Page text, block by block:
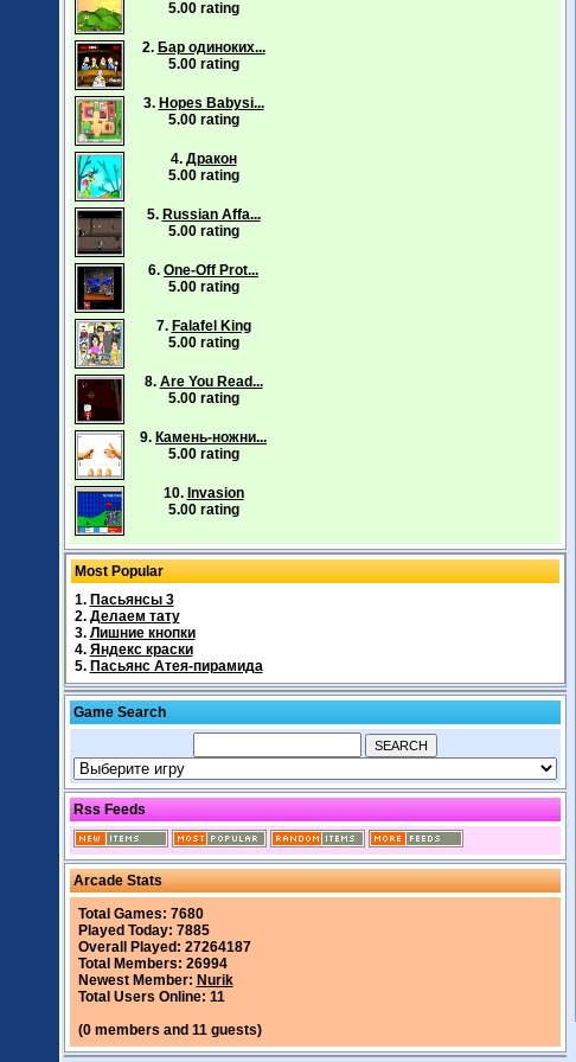
5.00 rating
2. Бар одиноких...
5.00 rating
3. Hopes Babysi...
5.00 rating
4. Дракон
5.00 rating
5. Russian Affa...
5.00 rating
6. One-Off Prot...
5.00 rating
7. Falafel King
5.00 rating
8. Are You Read...
5.00 rating
9. Камень-ножни...
5.00 rating
10. Invasion
5.00 rating
Most Popular
1. Пасьянсы 3
2. Делаем тату
3. Лишние кнопки
4. Яндекс краски
5. Пасьянс Атея-пирамида
Game Search
Rss Feeds
Arcade Stats
Total Games: 7680
Played Today: 7885
Overall Played: 27264187
Total Members: 26994
Newest Member: Nurik
Total Users Online: 11
(0 members and 11 guests)